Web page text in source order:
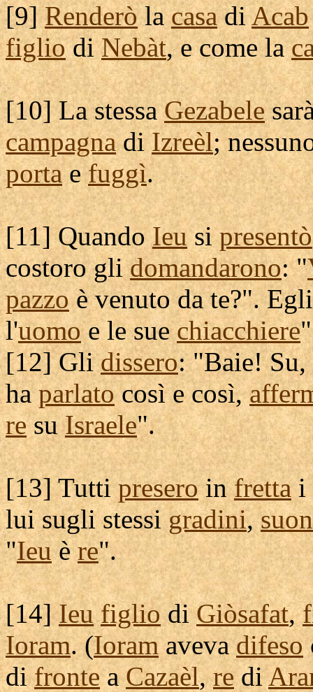
[9]RenderòlacasadiAcab
figliodiNebàt, e come la
[10] La stessaGezabele
campagnadiIzreèl;
portaefuggì.
[11] QuandoIeusipresentò
costoro glidomandarono: "
pazzoè venuto da te?".
l'uomoe le suechiacchiere
[12] Glidissero: "Baie! Su,
haparlatocosì e così,
resuIsraele".
[13] Tuttipreseroinfrettai
lui sugli stessigradini,
"Ieuère".
[14]Ieu figliodiGiòsafat,
Ioram. (Ioramavevadifeso
difronteaCazaèl,redi